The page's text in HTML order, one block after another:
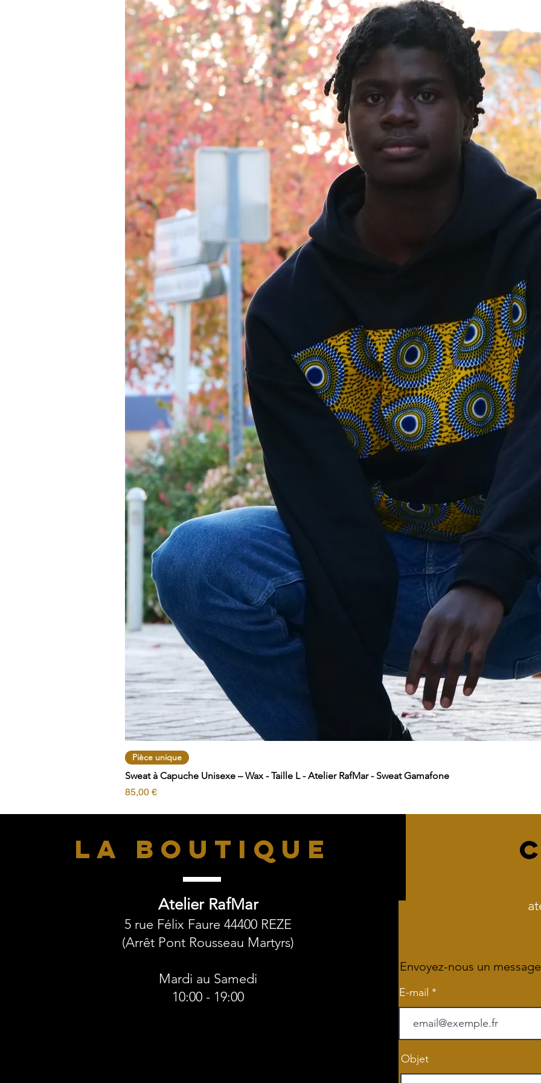
Pièce unique
Sweat à Capuche Unisexe – Wax - Taille L - Atelier RafMar - Sweat Gamafone
Prix
85,00 €
LA BOUTIQUE
Atelier RafMar
5 rue Félix Faure 44400 REZE
(Arrêt Pont Rousseau Martyrs)
Mardi au Samedi
10:00 - 19:00
Envoyez-nous un
E-mail
Objet